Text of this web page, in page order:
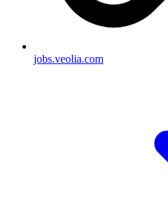
jobs.veolia.com